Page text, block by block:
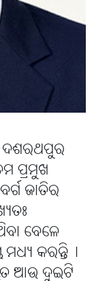
ଦଶରଥପୁର
ପ୍ରମୁଖ
ଜାତିର
ବେଳେ
ମଧ୍ୟ କରନ୍ତି୤
ଆଉ ଦୁଇଟି